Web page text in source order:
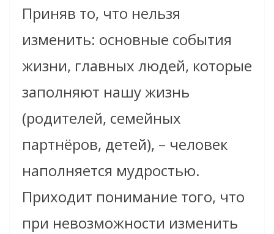
Приняв то, что нельзя
изменить: основные события
жизни, главных людей, которые
заполняют нашу жизнь
(родителей, семейных
партнёров, детей), – человек
наполняется мудростью.
Приходит понимание того, что
при невозможности изменить